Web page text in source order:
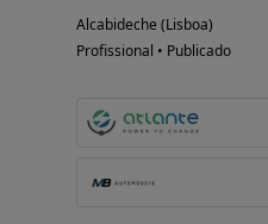
Alcabideche (Lisboa)
Profissional • Publicado